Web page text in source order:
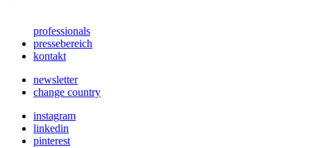
professionals
pressebereich
kontakt
newsletter
change country
instagram
linkedin
pinterest